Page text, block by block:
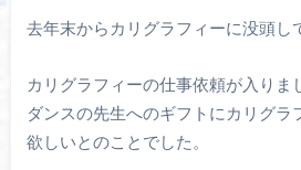
去年末からカリグラフィーに没頭し
カリグラフィーの仕事依頼が入りま
ダンスの先生へのギフトにカリグラ
欲しいとのことでした。